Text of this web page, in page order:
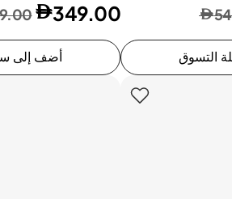
التسوق
349.00
أضف إلى